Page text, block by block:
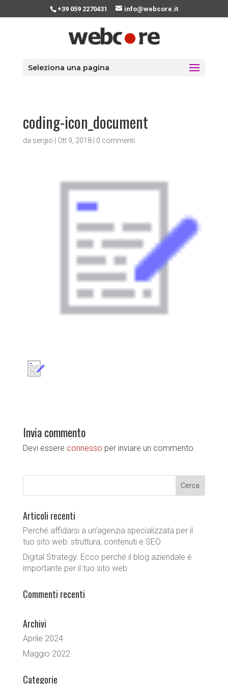
+39 059 2270431 info@webcore.it
Seleziona una pagina
coding-icon_document
da sergio Ott 9, 2018| 0 commenti
Invia commento
Devi essere connesso per inviare un commento.
Articoli recenti
Perché affidarsi a un’agenzia specializzata per il
tuo sito web: struttura, contenuti e SEO
Digital Strategy. Ecco perché il blog aziendale è
importante per il tuo sito web
Commenti recenti
Archivi
Aprile 2024
Maggio 2022
Categorie